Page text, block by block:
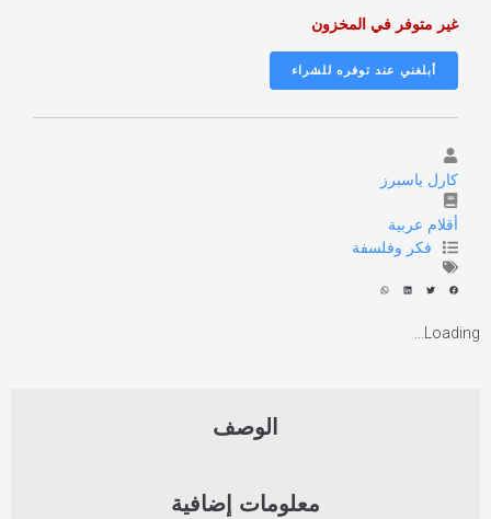
غير متوفر في المخزون
كارل ياسبرز
أقلام عربية
فكر وفلسفة
Loading...
الوصف
معلومات إضافية